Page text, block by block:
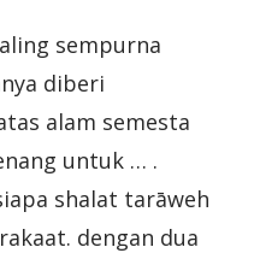
sempurna
diberi
alam semesta
untuk … .
shalat tarāweh
dengan dua